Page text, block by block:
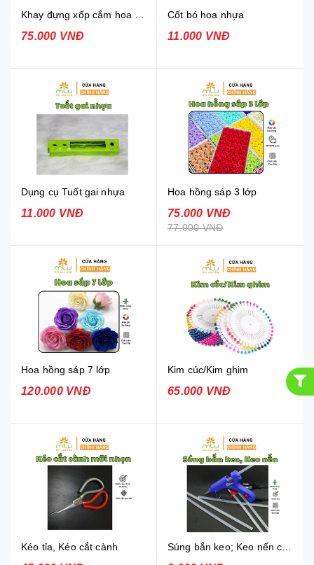
75.000 VNĐ
Cốt bó hoa nhựa
11.000 VNĐ
Dụng cụ Tuốt gai nhựa
11.000 VNĐ
Hoa hồng sáp 3 lớp
75.000 VNĐ
77.000 VNĐ
Hoa hồng sáp 7 lớp
120.000 VNĐ
Kim cúc/Kim ghim
65.000 VNĐ
Kéo tỉa, Kéo cắt cành